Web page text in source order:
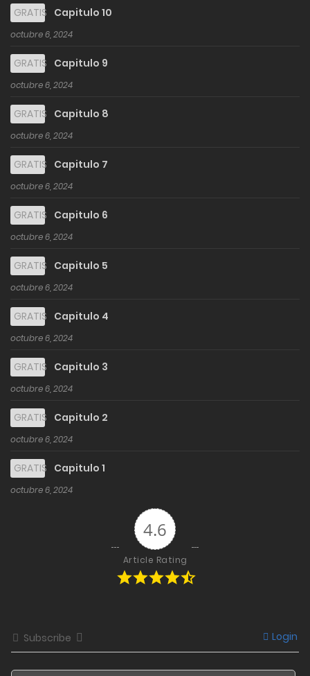
GRATIS Capitulo 10
octubre 6, 2024
GRATIS Capitulo 9
octubre 6, 2024
GRATIS Capitulo 8
octubre 6, 2024
GRATIS Capitulo 7
octubre 6, 2024
GRATIS Capitulo 6
octubre 6, 2024
GRATIS Capitulo 5
octubre 6, 2024
GRATIS Capitulo 4
octubre 6, 2024
GRATIS Capitulo 3
octubre 6, 2024
GRATIS Capitulo 2
octubre 6, 2024
GRATIS Capitulo 1
octubre 6, 2024
4.6
Article Rating
Subscribe Login